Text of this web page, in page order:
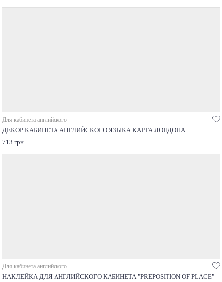
Для кабинета английского
ДЕКОР КАБИНЕТА АНГЛИЙСКОГО ЯЗЫКА КАРТА ЛОНДОНА
713 грн
Для кабинета английского
НАКЛЕЙКА ДЛЯ АНГЛИЙСКОГО КАБИНЕТА "PREPOSITION OF PLACE"